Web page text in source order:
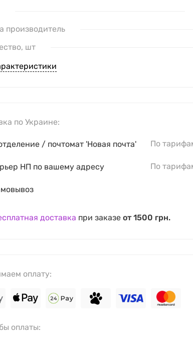
по Украине:
/ почтомат 'Новая почта' По
НП по вашему адресу По
доставка при заказе от 1500 грн.
оплату:
оплаты:
производитель
шт